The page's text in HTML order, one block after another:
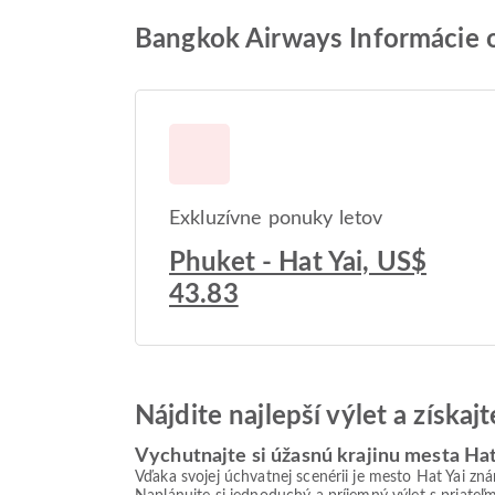
Bangkok Airways Informácie
Exkluzívne ponuky letov
Phuket - Hat Yai, US$
43.83
Nájdite najlepší výlet a
Vychutnajte si úžasnú krajinu mesta
Vďaka svojej úchvatnej scenérii je mesto Hat Yai